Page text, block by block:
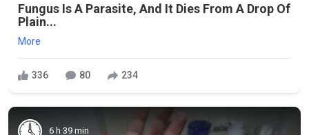
Fungus Is A Parasite, And It Dies From A Drop Of
Plain...
More
336 80 234
6 h 39 min